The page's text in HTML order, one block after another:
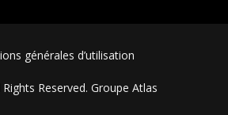
générales d’utilisation
Reserved. Groupe Atlas